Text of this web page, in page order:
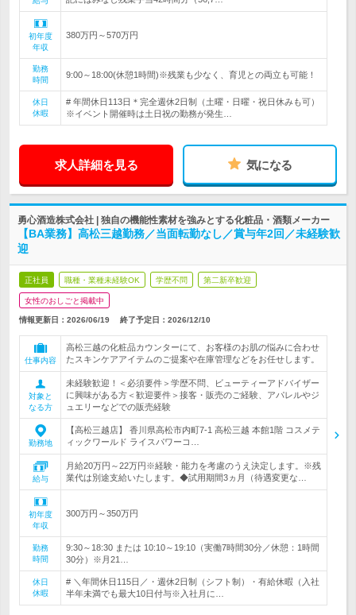
初年度
年収
380万円～570万円
勤務
時間
9:00～18:00(休憩1時間)※残業も少なく、育児との両立も可能！
休日
休暇
# 年間休日113日＊完全週休2日制（土曜・日曜・祝日休みも可）
※イベント開催時は土日祝の勤務が発生…
求人詳細を見る 気になる
勇心酒造株式会社 | 独自の機能性素材を強みとする化粧品・酒類メーカー
【BA業務】高松三越勤務／当面転勤なし／賞与年2回／未経験歓
迎
正社員 職種・業種未経験OK 学歴不問 第二新卒歓迎
女性のおしごと掲載中
情報更新日：2026/06/19 終了予定日： 2026/12/10
仕事内容
高松三越の化粧品カウンターにて、お客様のお肌の悩みに合わせ
たスキンケアアイテムのご提案や在庫管理などをお任せします。
対象と
なる方
未経験歓迎！＜必須要件＞学歴不問、ビューティーアドバイザー
に興味がある方＜歓迎要件＞接客・販売のご経験、アパレルやジ
ュエリーなどでの販売経験
勤務地
【高松三越店】 香川県高松市内町7-1 高松三越 本館1階 コスメテ
ィックワールド ライスパワーコ…
給与
月給20万円～22万円※経験・能力を考慮のうえ決定します。※残
業代は別途支給いたします。◆試用期間3ヵ月（待遇変更な…
初年度
年収
300万円～350万円
勤務
時間
9:30～18:30 または 10:10～19:10（実働7時間30分／休憩：1時間
30分）※月21…
休日
休暇
# ＼年間休日115日／・週休2日制（シフト制）・有給休暇（入社
半年未満でも最大10日付与※入社月に…